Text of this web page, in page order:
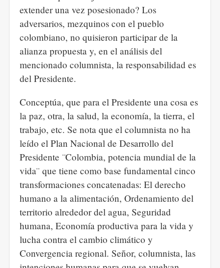
extender una vez posesionado? Los
adversarios, mezquinos con el pueblo
colombiano, no quisieron participar de la
alianza propuesta y, en el análisis del
mencionado columnista, la responsabilidad es
del Presidente.
Conceptúa, que para el Presidente una cosa es
la paz, otra, la salud, la economía, la tierra, el
trabajo, etc. Se nota que el columnista no ha
leído el Plan Nacional de Desarrollo del
Presidente ¨Colombia, potencia mundial de la
vida¨ que tiene como base fundamental cinco
transformaciones concatenadas: El derecho
humano a la alimentación, Ordenamiento del
territorio alrededor del agua, Seguridad
humana, Economía productiva para la vida y
lucha contra el cambio climático y
Convergencia regional. Señor, columnista, las